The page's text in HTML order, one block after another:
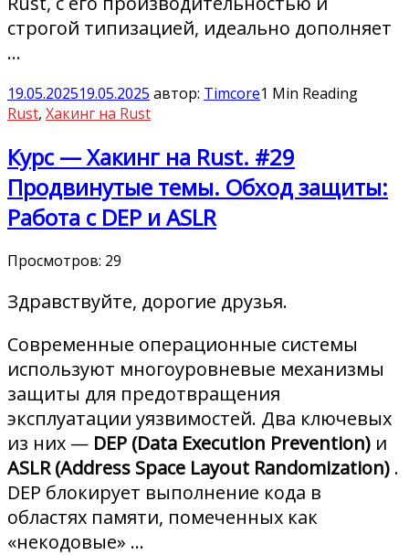
строгой типизацией, идеально дополняет
…
19.05.202519.05.2025 автор: Timcore1 Min Reading
Rust, Хакинг на Rust
Курс — Хакинг на Rust. #29
Продвинутые темы. Обход защиты:
Работа с DEP и ASLR
Просмотров: 29
Здравствуйте, дорогие друзья.
Современные операционные системы
используют многоуровневые механизмы
защиты для предотвращения
эксплуатации уязвимостей. Два ключевых
из них — DEP (Data Execution Prevention) и
ASLR (Address Space Layout Randomization) .
DEP блокирует выполнение кода в
областях памяти, помеченных как
«некодовые» …